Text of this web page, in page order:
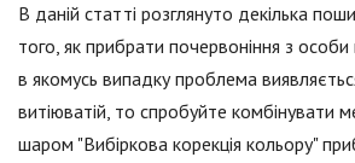
В даній статті розглянуто декілька
того, як прибрати почервоніння з
в якомусь випадку проблема
витіюватій, то спробуйте комбінувати
шаром "Вибіркова корекція кольору"